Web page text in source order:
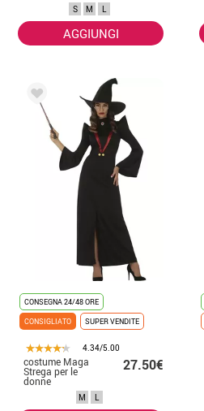
S M L
AGGIUNGI
CONSEGNA 24/48 ORE
CONSIGLIATO
SUPER VENDITE
4.34/5.00
costume Maga
Strega per le
donne
27.50€
M L